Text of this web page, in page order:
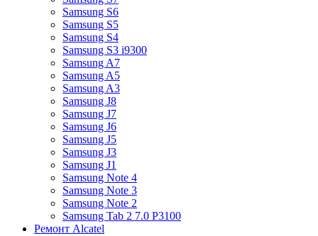
Samsung S6
Samsung S5
Samsung S4
Samsung S3 i9300
Samsung A7
Samsung A5
Samsung A3
Samsung J8
Samsung J7
Samsung J6
Samsung J5
Samsung J3
Samsung J1
Samsung Note 4
Samsung Note 3
Samsung Note 2
Samsung Tab 2 7.0 P3100
Ремонт Alcatel